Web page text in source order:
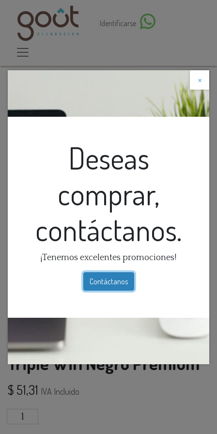
Identificarse
×
Deseas
comprar,
contáctanos.
¡Tenemos excelentes promociones!
Contáctanos
Descuento web
Conmutador Inteligente Triple Wifi Negro Premium
Conmutador Inteligente
Triple Wifi Negro Premium
$ 51,31 IVA Incluido